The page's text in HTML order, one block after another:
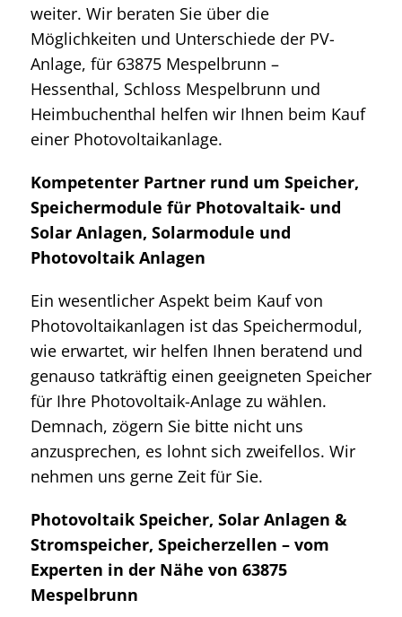
weiter. Wir beraten Sie über die
Möglichkeiten und Unterschiede der PV-
Anlage, für 63875 Mespelbrunn –
Hessenthal, Schloss Mespelbrunn und
Heimbuchenthal helfen wir Ihnen beim Kauf
einer Photovoltaikanlage.
Kompetenter Partner rund um Speicher,
Speichermodule für Photovaltaik- und
Solar Anlagen, Solarmodule und
Photovoltaik Anlagen
Ein wesentlicher Aspekt beim Kauf von
Photovoltaikanlagen ist das Speichermodul,
wie erwartet, wir helfen Ihnen beratend und
genauso tatkräftig einen geeigneten Speicher
für Ihre Photovoltaik-Anlage zu wählen.
Demnach, zögern Sie bitte nicht uns
anzusprechen, es lohnt sich zweifellos. Wir
nehmen uns gerne Zeit für Sie.
Photovoltaik Speicher, Solar Anlagen &
Stromspeicher, Speicherzellen – vom
Experten in der Nähe von 63875
Mespelbrunn